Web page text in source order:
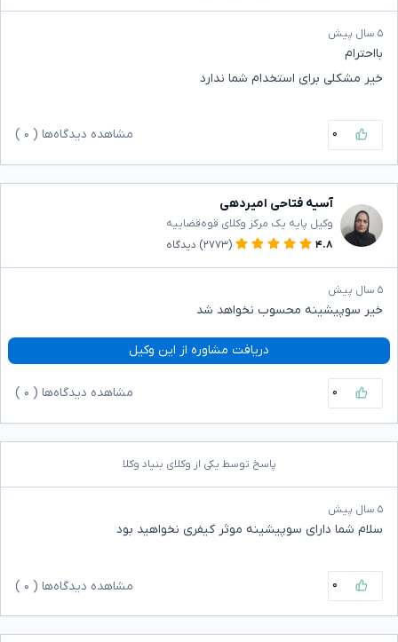
۵ سال پیش
بااحترام
خیر مشکلی برای استخدام شما ندارد
۰ مشاهده دیدگاه‌ها ( ۰
آسیه فتاحی امیردهی
وکیل پایه یک مرکز وکلای قوه‌قضاییه
۴.۸
(۲۷۷۳) دیدگاه
۵ سال پیش
خیر سوپیشینه محسوب نخواهد شد
دریافت مشاوره از این وکیل
۰ مشاهده دیدگاه‌ها ( ۰
پاسخ توسط یکی از وکلای بنیاد وکلا
۵ سال پیش
سلام شما دارای سوپیشینه موثر کیفری نخواهید بود
۰ مشاهده دیدگاه‌ها ( ۰